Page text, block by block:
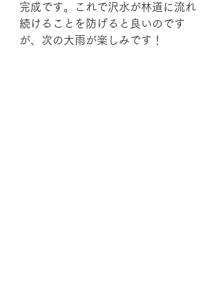
完成です。これで沢水が林道に流れ
続けることを防げると良いのです
が、次の大雨が楽しみです！